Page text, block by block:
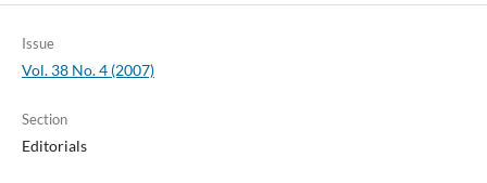
Issue
Vol. 38 No. 4 (2007)
Section
Editorials